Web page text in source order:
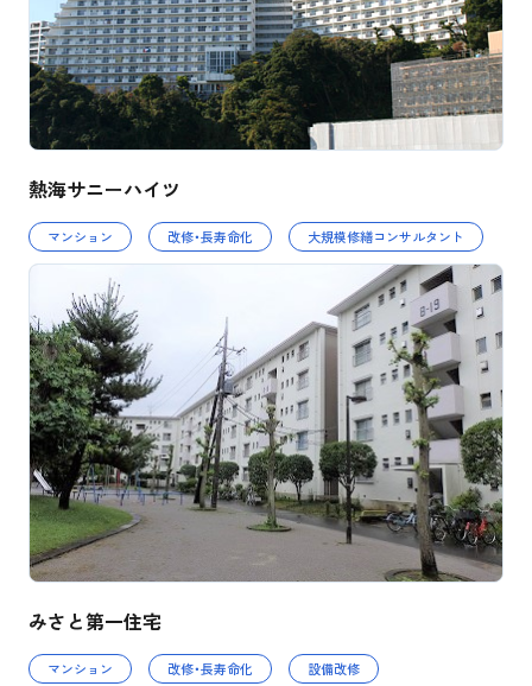
マンション 改修・長寿命化 大規模修繕コンサルタント
熱海サニーハイツ
マンション 改修・長寿命化 設備改修
みさと第一住宅